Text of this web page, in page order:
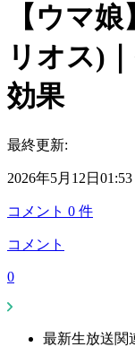
【ウマ
リオス)
効果
最終更新:
2026年5月12日01:53
コメント 0 件
コメント
0
最新生放送関